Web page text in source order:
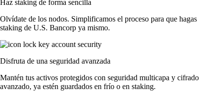
Haz staking de forma sencilla
Olvídate de los nodos. Simplificamos el proceso para que hagas
staking de U.S. Bancorp ya mismo.
Disfruta de una seguridad avanzada
Mantén tus activos protegidos con seguridad multicapa y cifrado
avanzado, ya estén guardados en frío o en staking.